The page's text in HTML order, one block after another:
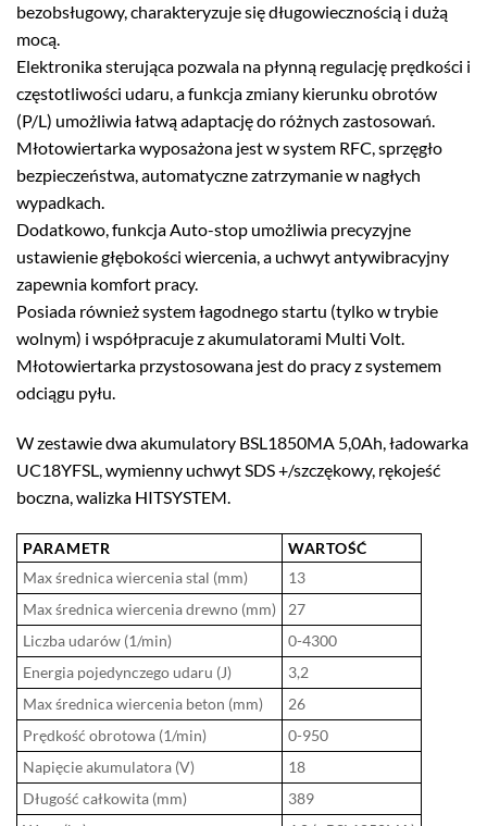
bezobsługowy, charakteryzuje się długowiecznością i dużą
mocą.
Elektronika sterująca pozwala na płynną regulację prędkości i
częstotliwości udaru, a funkcja zmiany kierunku obrotów
(P/L) umożliwia łatwą adaptację do różnych zastosowań.
Młotowiertarka wyposażona jest w system RFC, sprzęgło
bezpieczeństwa, automatyczne zatrzymanie w nagłych
wypadkach.
Dodatkowo, funkcja Auto-stop umożliwia precyzyjne
ustawienie głębokości wiercenia, a uchwyt antywibracyjny
zapewnia komfort pracy.
Posiada również system łagodnego startu (tylko w trybie
wolnym) i współpracuje z akumulatorami Multi Volt.
Młotowiertarka przystosowana jest do pracy z systemem
odciągu pyłu.
W zestawie dwa akumulatory BSL1850MA 5,0Ah, ładowarka
UC18YFSL, wymienny uchwyt SDS +/szczękowy, rękojeść
boczna, walizka HITSYSTEM.
PARAMETR
WARTOŚĆ
Max średnica wiercenia stal (mm)
13
Max średnica wiercenia drewno (mm)
27
Liczba udarów (1/min)
0-4300
Energia pojedynczego udaru (J)
3,2
Max średnica wiercenia beton (mm)
26
Prędkość obrotowa (1/min)
0-950
Napięcie akumulatora (V)
18
Długość całkowita (mm)
389